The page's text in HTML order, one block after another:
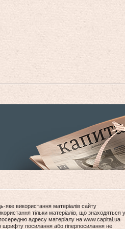
використання матеріалів сайту
тільки матеріалів, що знаходяться у
адресу матеріалу на www.capital.ua
шрифту посилання або гіперпосилання не